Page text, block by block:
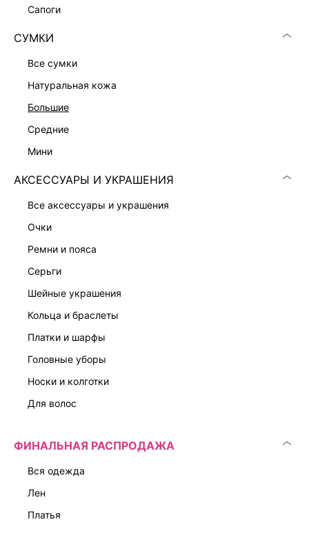
сапоги
СУМКИ
все сумки
натуральная кожа
большие
средние
мини
АКСЕССУАРЫ И УКРАШЕНИЯ
все аксессуары и украшения
очки
ремни и пояса
серьги
шейные украшения
кольца и браслеты
платки и шарфы
головные уборы
носки и колготки
для волос
ФИНАЛЬНАЯ РАСПРОДАЖА
вся одежда
лен
платья
8 999 ₽-44%4 999 ₽
Скачать
КАТАЛОГ